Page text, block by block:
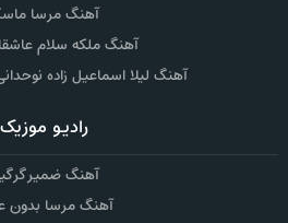
آهنگ مرسا
آهنگ ملکه سلام
آهنگ لیلا اسماعیل زاده
رادیو موزیک
آهنگ ضمیر
آهنگ مرسا